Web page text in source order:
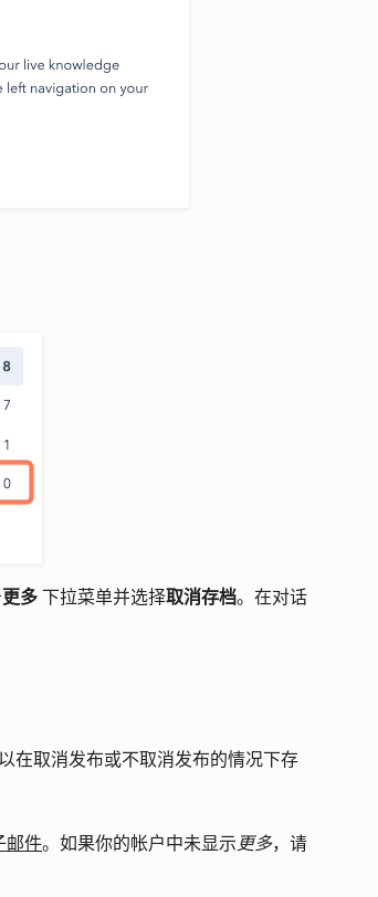
更多 下拉菜单并选择取消存档。在对话
在取消发布或不取消发布的情况下存
邮件。如果你的帐户中未显示 更多，请